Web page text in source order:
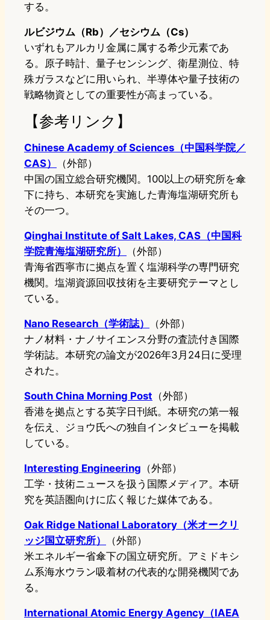
する。
ルビジウム（Rb）／セシウム（Cs）
いずれもアルカリ金属に属する希少元素であ
る。原子時計、量子センシング、衛星測位、特
殊ガラスなどに用いられ、半導体や量子技術の
戦略物資としての重要性が高まっている。
【参考リンク】
Chinese Academy of Sciences（中国科学院／
CAS）
（外部）
中国の国立総合研究機関。100以上の研究所を傘
下に持ち、本研究を実施した青海塩湖研究所も
その一つ。
Qinghai Institute of Salt Lakes, CAS（中国科
学院青海塩湖研究所）
（外部）
青海省西寧市に拠点を置く塩湖科学の専門研究
機関。塩湖資源回収技術を主要研究テーマとし
ている。
Nano Research（学術誌）
（外部）
ナノ材料・ナノサイエンス分野の査読付き国際
学術誌。本研究の論文が2026年3月24日に受理
された。
South China Morning Post （外部）
香港を拠点とする英字日刊紙。本研究の第一報
を伝え、ジョウ氏への独自インタビューを掲載
している。
Interesting Engineering （外部）
工学・技術ニュースを扱う国際メディア。本研
究を英語圏向けに広く報じた媒体である。
Oak Ridge National Laboratory（米オークリ
ッジ国立研究所）
（外部）
米エネルギー省傘下の国立研究所。アミドキシ
ム系海水ウラン吸着材の代表的な開発機関であ
る。
International Atomic Energy Agency（IAEA